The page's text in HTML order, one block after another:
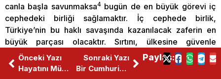
canla başla savunmaksa4bugün de en büyük görevi iç
cephedeki birliği sağlamaktır. İç cephede birlik,
Türkiye’nin bu haklı savaşında kazanılacak zaferin en
büyük parçası olacaktır. Sırtını, ülkesine güvenle
yaslayan Mehmetçik, Türk milletini özgürleştirecektir.
Türkiye, emperyalizmle savaştıkça özgürleşiyor.
Önceki Yazı
Hayatını Mücadeleye Adayan Bir Fedai: Hasan Tahsin
Sonraki Yazı
Bir Cumhuriyet Kurumu: Diyanet İşleri Başkanlığı
Paylaş: